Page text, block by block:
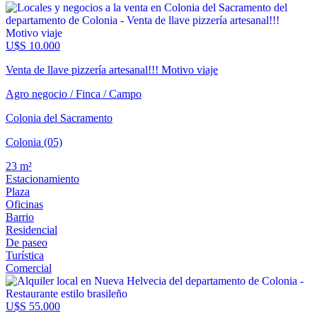
U$S 10.000
Venta de llave pizzería artesanal!!! Motivo viaje
Agro negocio / Finca / Campo
Colonia del Sacramento
Colonia (05)
23 m²
Estacionamiento
Plaza
Oficinas
Barrio
Residencial
De paseo
Turística
Comercial
U$S 55.000